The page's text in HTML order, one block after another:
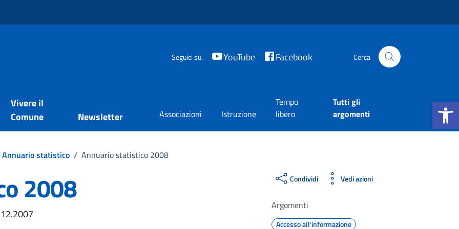
Apri la
Seguici su: YouTube Facebook Cerca
Vivere il
Comune
Newsletter Associazioni Istruzione
Tempo
libero
Tutti gli
argomenti
Annuario statistico / Annuario statistico 2008
2008 Condividi Vedi azioni
Argomenti
Accesso all'informazione